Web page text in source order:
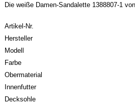
Die weiße Damen-Sandalette 1388807-1
Artikel-Nr.
Hersteller
Modell
Farbe
Obermaterial
Innenfutter
Decksohle